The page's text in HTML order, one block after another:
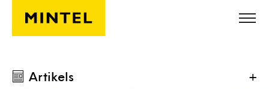
Skip to main content
Artikels +